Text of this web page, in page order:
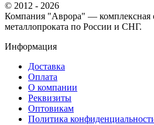
© 2012 - 2026
Компания "Аврора" — комплексная
металлопроката по России и СНГ.
Информация
Доставка
Оплата
О компании
Реквизиты
Оптовикам
Политика